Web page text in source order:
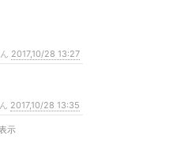
2017,10/28 13:27
2017,10/28 13:35
示